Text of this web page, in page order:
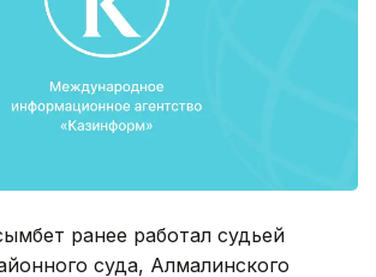
ранее работал судьей
суда, Алмалинского